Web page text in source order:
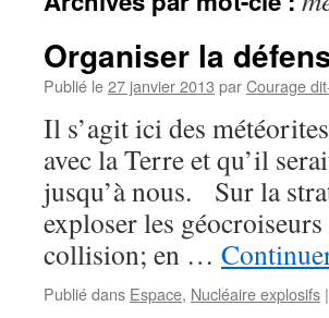
Organiser la
Publié le27 janvier 2013 parCourage
Il s’agit ici des
avec la Terre et qu’il
jusqu’à nous. Sur la
exploser les
collision; en …
Publié dans Espace, Nucléaire explosifs |